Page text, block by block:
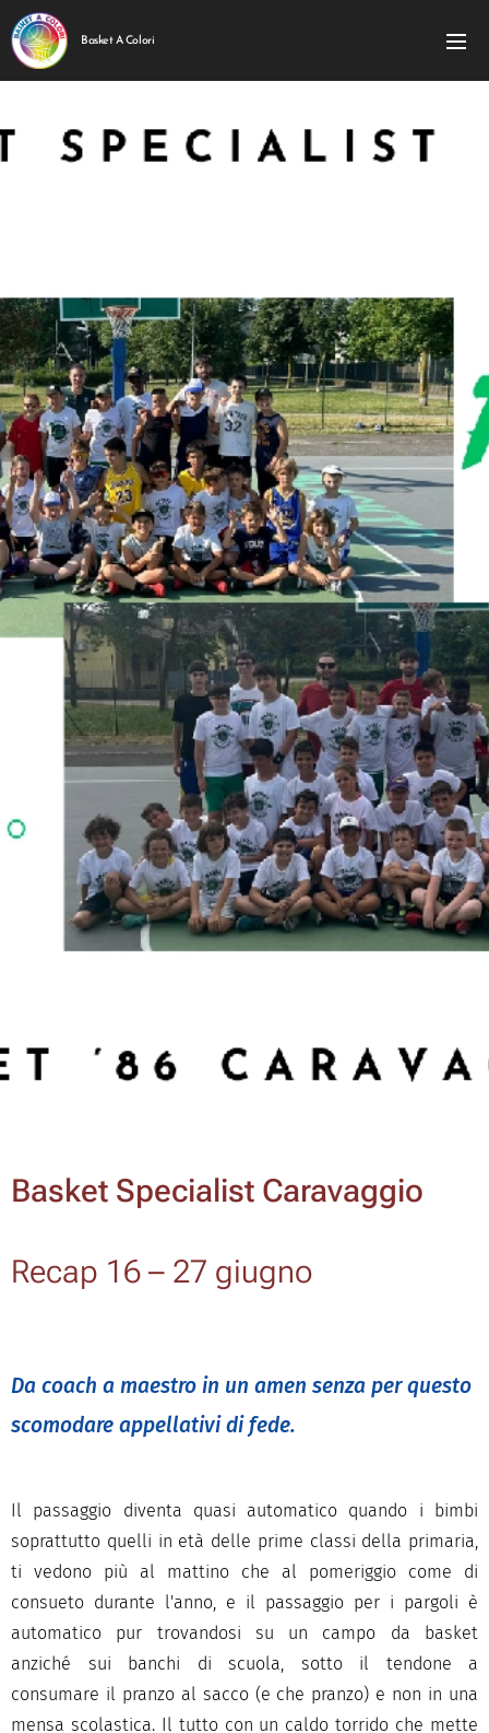
Basket A Colori
Basket Specialist Caravaggio
Recap 16 – 27 giugno
Da coach a maestro in un amen senza per questo
scomodare appellativi di fede.
Il passaggio diventa quasi automatico quando i bimbi
soprattutto quelli in età delle prime classi della primaria,
ti vedono più al mattino che al pomeriggio come di
consueto durante l'anno, e il passaggio per i pargoli è
automatico pur trovandosi su un campo da basket
anziché sui banchi di scuola, sotto il tendone a
consumare il pranzo al sacco (e che pranzo) e non in una
mensa scolastica. Il tutto con un caldo torrido che mette